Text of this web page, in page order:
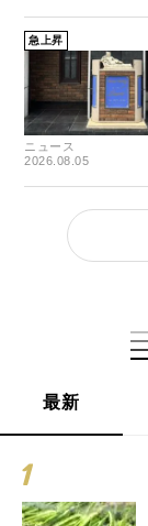
急上昇
ニュース
2026.08.05
最新